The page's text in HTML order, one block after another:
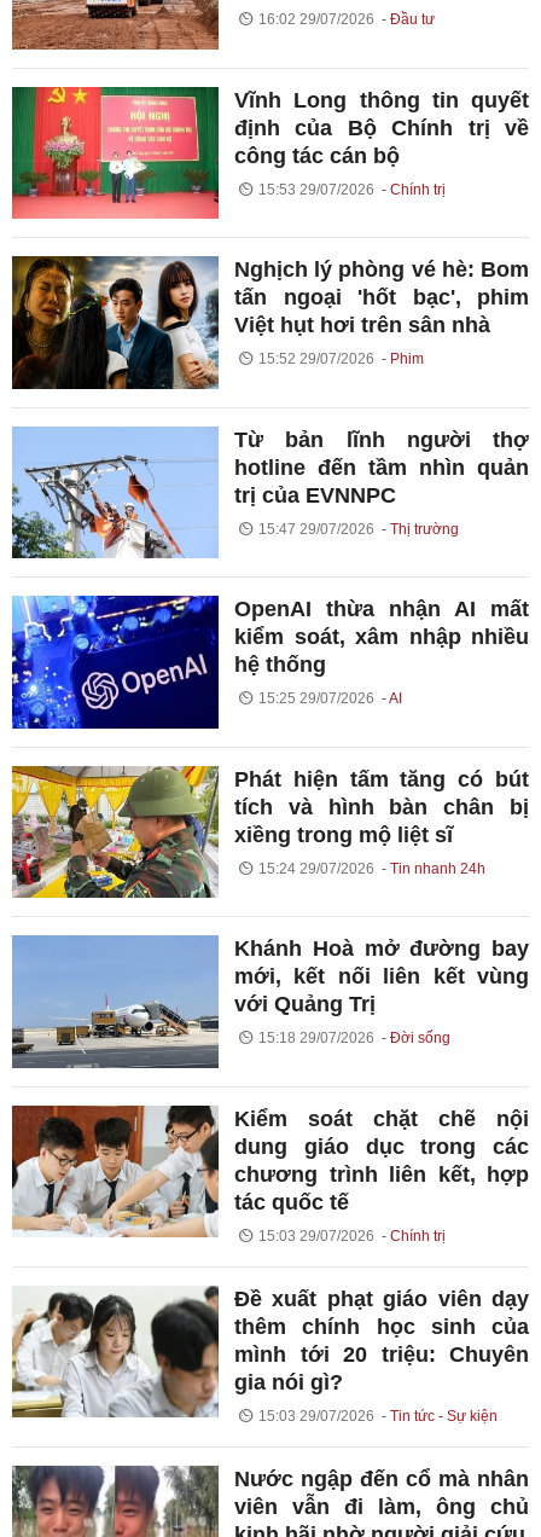
16:02 29/07/2026 Đầu tư
Vĩnh Long thông tin quyết
định của Bộ Chính trị về
công tác cán bộ
15:53 29/07/2026 Chính trị
Nghịch lý phòng vé hè: Bom
tấn ngoại 'hốt bạc', phim
Việt hụt hơi trên sân nhà
15:52 29/07/2026 Phim
Từ bản lĩnh người thợ
hotline đến tầm nhìn quản
trị của EVNNPC
15:47 29/07/2026 Thị trường
OpenAI thừa nhận AI mất
kiểm soát, xâm nhập nhiều
hệ thống
15:25 29/07/2026 AI
Phát hiện tấm tăng có bút
tích và hình bàn chân bị
xiềng trong mộ liệt sĩ
15:24 29/07/2026 Tin nhanh 24h
Khánh Hoà mở đường bay
mới, kết nối liên kết vùng
với Quảng Trị
15:18 29/07/2026 Đời sống
Kiểm soát chặt chẽ nội
dung giáo dục trong các
chương trình liên kết, hợp
tác quốc tế
15:03 29/07/2026 Chính trị
Đề xuất phạt giáo viên dạy
thêm chính học sinh của
mình tới 20 triệu: Chuyên
gia nói gì?
15:03 29/07/2026 Tin tức - Sự kiện
Nước ngập đến cổ mà nhân
viên vẫn đi làm, ông chủ